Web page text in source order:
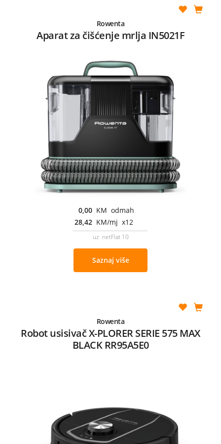
Rowenta
Aparat za čišćenje mrlja IN5021F
0,00 KM odmah
28,42 KM/mj x12
uz netFlat 10
Saznaj više
Rowenta
Robot usisivač X-PLORER SERIE 575 MAX
BLACK RR95A5E0